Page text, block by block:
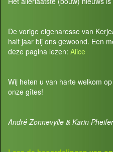
De vorige eigenaresse van
half jaar bij ons gewoond. Een
deze pagina lezen: Alice
Wij heten u van harte welkom
onze gîtes!
André Zonnevylle & Karin